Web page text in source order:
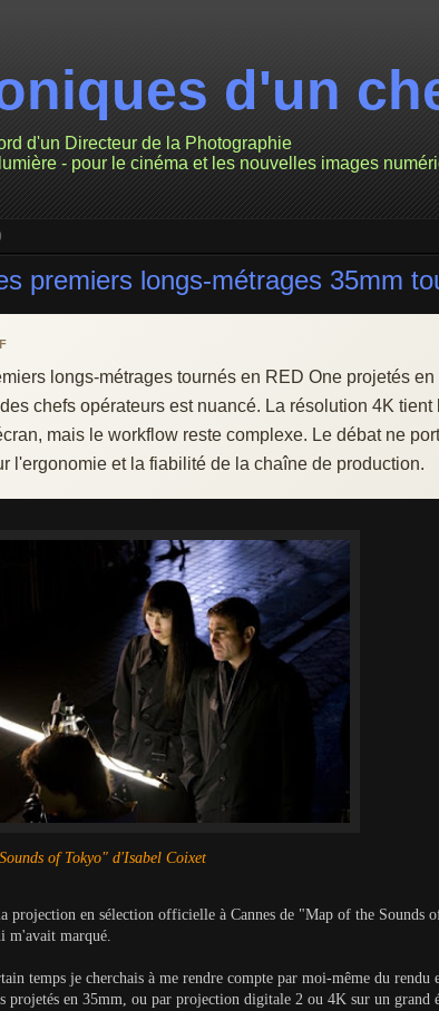
d'un
d'un Directeur de la Photographie
- pour le cinéma et les nouvelles images
premiers longs-métrages 35mm
longs-métrages tournés en RED One projetés
chefs opérateurs est nuancé. La résolution 4K
mais le workflow reste complexe. Le débat ne
l'ergonomie et la fiabilité de la chaîne de production.
of Tokyo" d'Isabel Coixet
projection en sélection officielle à Cannes de "Map of the Sounds
m'avait marqué.
temps je cherchais à me rendre compte par moi-même du rendu
projetés en 35mm, ou par projection digitale 2 ou 4K sur un grand